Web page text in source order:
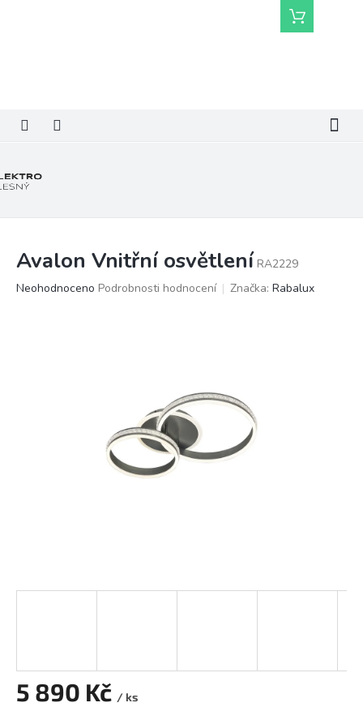
Nákupní
košík
Avalon Vnitřní osvětlení RA2229
Průměrné
Neohodnoceno Podrobnosti hodnocení Značka: Rabalux
5 890 Kč / ks